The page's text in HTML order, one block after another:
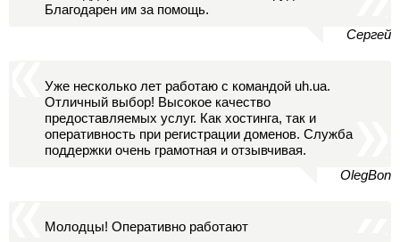
Благодарен им за помощь.
Сергей
Уже несколько лет работаю с командой uh.ua.
Отличный выбор! Высокое качество
предоставляемых услуг. Как хостинга, так и
оперативность при регистрации доменов. Служба
поддержки очень грамотная и отзывчивая.
OlegBon
Молодцы! Оперативно работают